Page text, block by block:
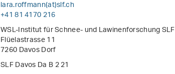
lara.roffmann(at)slf.ch
+41 81 4170 216
WSL-Institut für Schnee- und Lawinenforschung SLF
Flüelastrasse 11
7260 Davos Dorf
SLF Davos Da B 2 21